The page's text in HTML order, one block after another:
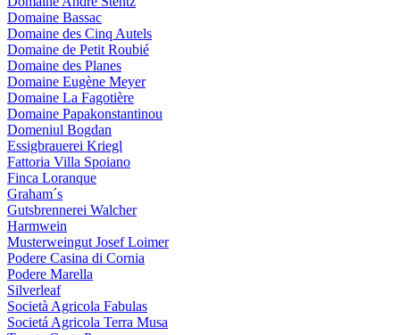
Domaine Bassac
Domaine des Cinq Autels
Domaine de Petit Roubié
Domaine des Planes
Domaine Eugène Meyer
Domaine La Fagotière
Domaine Papakonstantinou
Domeniul Bogdan
Essigbrauerei Kriegl
Fattoria Villa Spoiano
Finca Loranque
Graham´s
Gutsbrennerei Walcher
Harmwein
Musterweingut Josef Loimer
Podere Casina di Cornia
Podere Marella
Silverleaf
Società Agricola Fabulas
Societá Agricola Terra Musa